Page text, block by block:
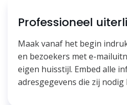
Professioneel
Maak vanaf het begin
en bezoekers met e-
eigen huisstijl. Embed alle
adresgegevens die zij nodig